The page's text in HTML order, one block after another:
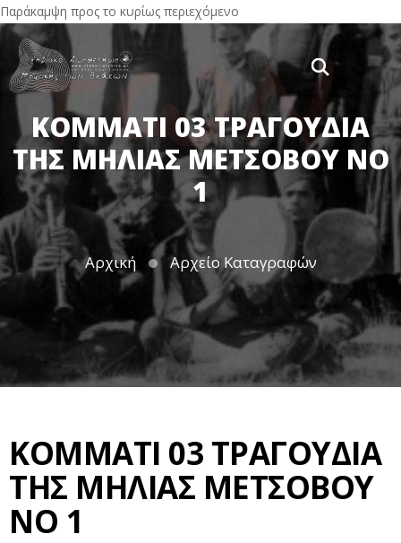
Παράκαμψη προς το κυρίως περιεχόμενο
ΚΟΜΜΆΤΙ 03 ΤΡΑΓΟΥΔΙΑ
ΤΗΣ ΜΗΛΙΑΣ ΜΕΤΣΟΒΟΥ ΝΟ
1
Αρχική Αρχείο Καταγραφών
ΚΟΜΜΆΤΙ 03 ΤΡΑΓΟΥΔΙΑ
ΤΗΣ ΜΗΛΙΑΣ ΜΕΤΣΟΒΟΥ
ΝΟ 1